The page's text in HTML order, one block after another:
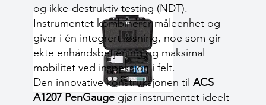
og ikke-destruktiv testing (NDT).
Instrumentet kombinerer måleenhet og
giver i én integrert løsning, noe som gir
ekte enhåndsbetjening og maksimal
mobilitet ved inspeksjon i felt.
Den innovative konstruksjonen til ACS
A1207 PenGauge gjør instrumentet ideelt